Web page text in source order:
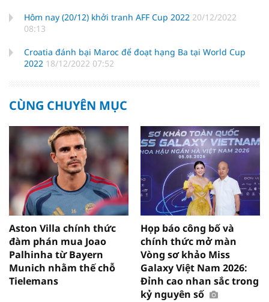
Hôm nay (20/12) khởi tranh AFF Cup 2022 20/12/2022
08:13
Croatia đánh bại Maroc để đoạt hạng Ba tại World Cup
2022 18/12/2022 07:52
CÙNG CHUYÊN MỤC
Aston Villa chính thức
đàm phán mua Joao
Palhinha từ Bayern
Munich nhằm thế chỗ
Tielemans
Họp báo công bố và
chính thức mở màn
Vòng sơ khảo Miss
Galaxy Việt Nam 2026:
Đỉnh cao nhan sắc trong
kỷ nguyên số